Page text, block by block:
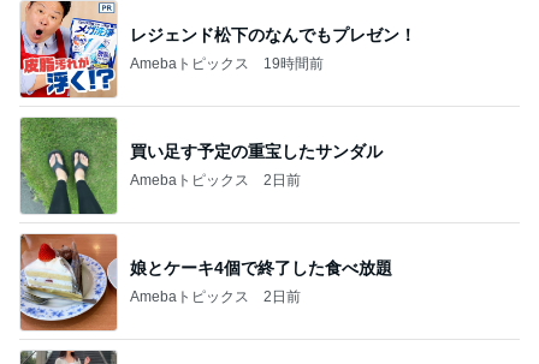
レジェンド松下のなんでもプレゼン！
Amebaトピックス 19時間前
買い足す予定の重宝したサンダル
Amebaトピックス 2日前
娘とケーキ4個で終了した食べ放題
Amebaトピックス 2日前